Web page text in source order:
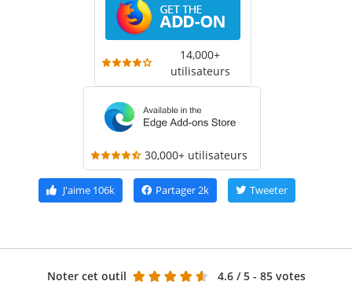
14,000+
utilisateurs
30,000+ utilisateurs
J'aime106k Partager2k Tweeter
Noter cet outil 4.6 / 5 - 85 votes